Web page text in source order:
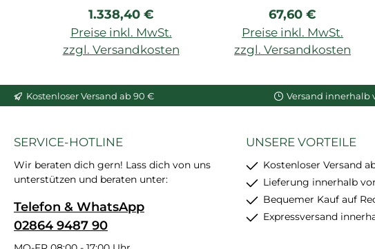
FB15
Regulärer Preis:
1.338,40 €
Preise inkl. MwSt.
zzgl. Versandkosten
Regulärer Preis:
67,60 €
Preise inkl. MwSt.
zzgl. Versandkosten
Kostenloser Versand ab 90 € Versand innerhalb
SERVICE-HOTLINE
Wir beraten dich gern! Lass dich von uns
unterstützen und beraten unter:
Telefon & WhatsApp
02864 9487 90
UNSERE VORTEILE
Kostenloser Versand
Lieferung innerhalb
Bequemer Kauf auf
Expressversand